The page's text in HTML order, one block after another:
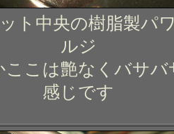
ト中央の樹脂製パ
ルジ
ここは艶なくバサバ
感じです